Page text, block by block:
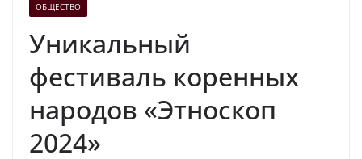
ОБЩЕСТВО
Уникальный
фестиваль коренных
народов «Этноскоп
2024»